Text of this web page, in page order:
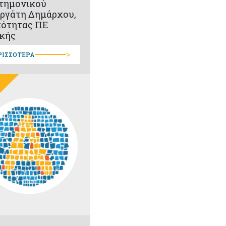
Δημάρχου,
ΠΕ
>